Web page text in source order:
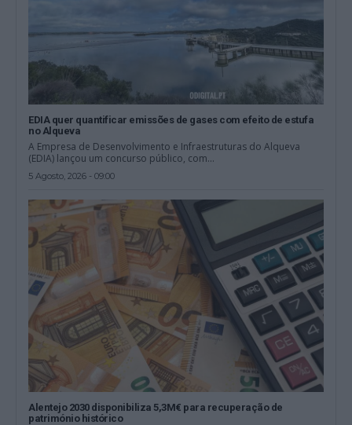
EDIA quer quantificar emissões de gases com efeito de estufa
no Alqueva
A Empresa de Desenvolvimento e Infraestruturas do Alqueva
(EDIA) lançou um concurso público, com...
5 Agosto, 2026 - 09:00
Alentejo 2030 disponibiliza 5,3M€ para recuperação de
património histórico